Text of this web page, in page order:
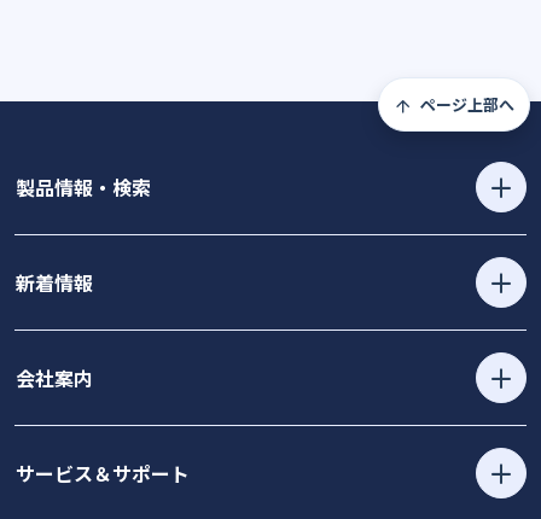
ページ上部へ
製品情報・検索
新着情報
会社案内
サービス＆サポート